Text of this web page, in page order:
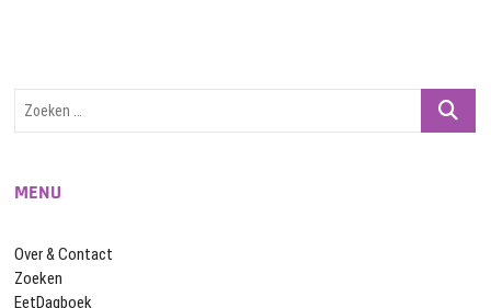
Zoeken
MENU
Over & Contact
Zoeken
EetDagboek